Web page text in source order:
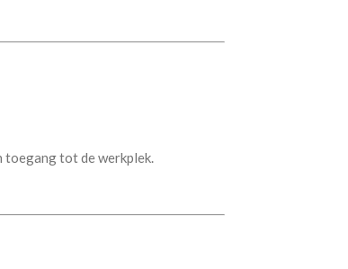
tot de werkplek.